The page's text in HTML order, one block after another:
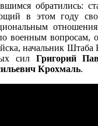
обратились:
в этом году свое
военным вопросам,
начальник
сил Григорий
Крохмаль.